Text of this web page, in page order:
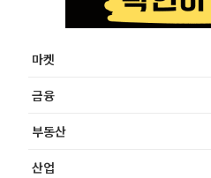
마켓
금융
부동산
산업